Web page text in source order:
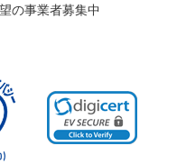
の事業者募集中